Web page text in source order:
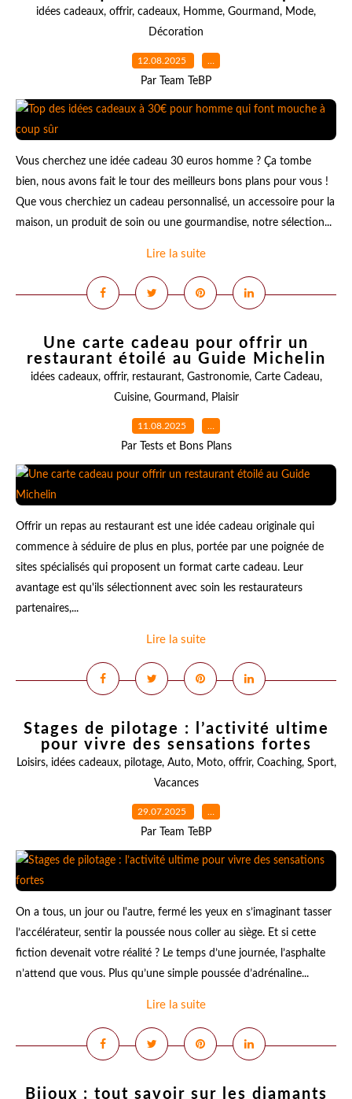
idées cadeaux, offrir, cadeaux, Homme, Gourmand, Mode,
Décoration
12.08.2025 …
Par Team TeBP
Vous cherchez une idée cadeau 30 euros homme ? Ça tombe
bien, nous avons fait le tour des meilleurs bons plans pour vous !
Que vous cherchiez un cadeau personnalisé, un accessoire pour la
maison, un produit de soin ou une gourmandise, notre sélection...
Lire la suite
Une carte cadeau pour offrir un
restaurant étoilé au Guide Michelin
idées cadeaux, offrir, restaurant, Gastronomie, Carte Cadeau,
Cuisine, Gourmand, Plaisir
11.08.2025 …
Par Tests et Bons Plans
Offrir un repas au restaurant est une idée cadeau originale qui
commence à séduire de plus en plus, portée par une poignée de
sites spécialisés qui proposent un format carte cadeau. Leur
avantage est qu'ils sélectionnent avec soin les restaurateurs
partenaires,...
Lire la suite
Stages de pilotage : l’activité ultime
pour vivre des sensations fortes
Loisirs, idées cadeaux, pilotage, Auto, Moto, offrir, Coaching, Sport,
Vacances
29.07.2025 …
Par Team TeBP
On a tous, un jour ou l'autre, fermé les yeux en s’imaginant tasser
l’accélérateur, sentir la poussée nous coller au siège. Et si cette
fiction devenait votre réalité ? Le temps d’une journée, l’asphalte
n’attend que vous. Plus qu’une simple poussée d’adrénaline...
Lire la suite
Bijoux : tout savoir sur les diamants